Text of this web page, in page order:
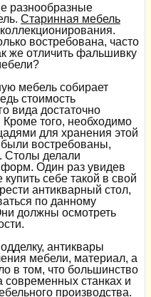
разнообразные
Старинная мебель
востребована, часто
же отличить фальшивку
мебель собирает
стоимость
вида достаточно
того, необходимо
для хранения этой
востребованы,
Столы делали
Один раз увидев
себе такой в свой
антикварный стол,
по данному
должны осмотреть
антиквары
мебели, материал, а
в том, что большинство
современных станках и
производства.